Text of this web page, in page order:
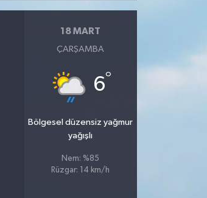
18 MART
ÇARŞAMBA
6°
Bölgesel düzensiz yağmur
yağışlı
Nem: %85
Rüzgar: 14 km/h